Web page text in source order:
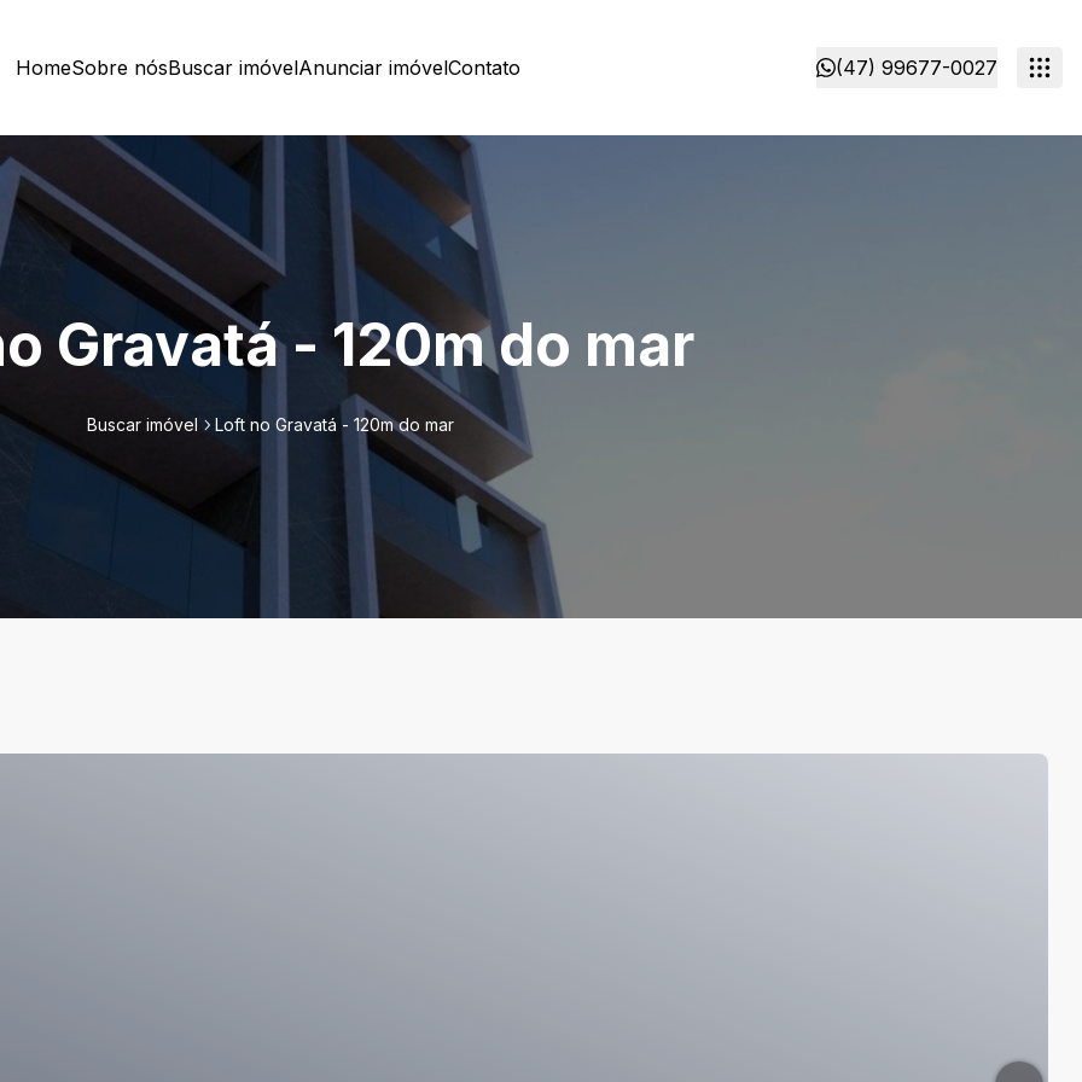
HomeSobre nósBuscar imóvelAnunciar imóvelContato (47) 99677-0027
Gravatá - 120m do mar
Buscar imóvel Loft no Gravatá - 120m do mar